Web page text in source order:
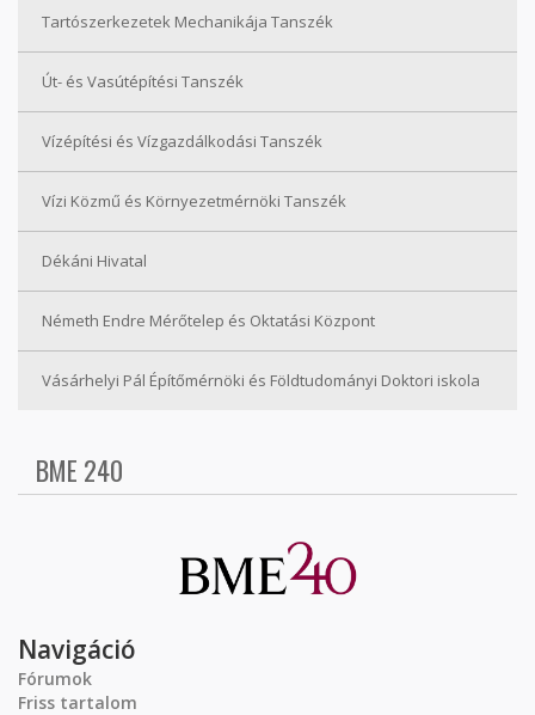
Tartószerkezetek Mechanikája Tanszék
Út- és Vasútépítési Tanszék
Vízépítési és Vízgazdálkodási Tanszék
Vízi Közmű és Környezetmérnöki Tanszék
Dékáni Hivatal
Németh Endre Mérőtelep és Oktatási Központ
Vásárhelyi Pál Építőmérnöki és Földtudományi Doktori iskola
BME 240
Navigáció
Fórumok
Friss tartalom